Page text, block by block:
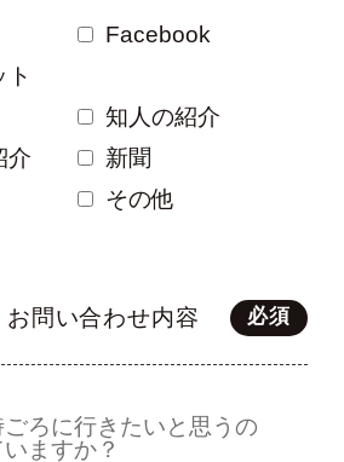
Facebook
ト
知人の紹介
介
新聞
その他
問い合わせ内容 必須